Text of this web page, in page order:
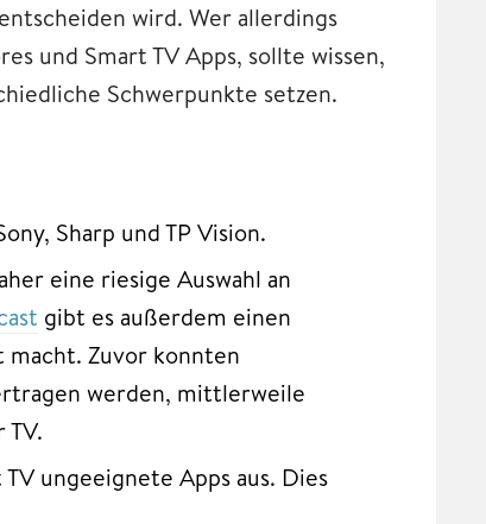
wird. Wer allerdings
und Smart TV Apps, sollte wissen,
Schwerpunkte setzen.
Sharp und TP Vision.
eine riesige Auswahl an
gibt es außerdem einen
macht. Zuvor konnten
werden, mittlerweile
ungeeignete Apps aus. Dies